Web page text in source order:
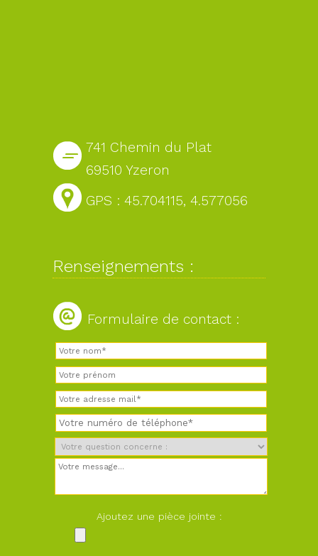
741 Chemin du Plat
69510 Yzeron
GPS : 45.704115, 4.577056
Renseignements :
Formulaire de contact :
Ajoutez une pièce jointe :